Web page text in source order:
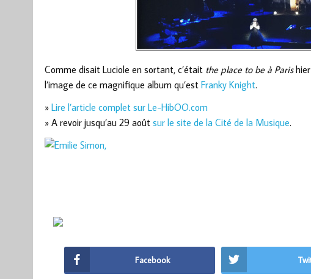
Comme disait Luciole en sortant, c’était the place to be à Parishier
l’image de ce magnifique album qu’est Franky Knight.
» Lire l’article complet sur Le-HibOO.com
» A revoir jusqu’au 29 août sur le site de la Cité de la Musique.
Facebook